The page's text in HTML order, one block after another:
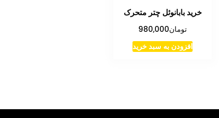
خرید بابانوئل چتر متحرک
تومان980,000
افزودن به سبد خرید